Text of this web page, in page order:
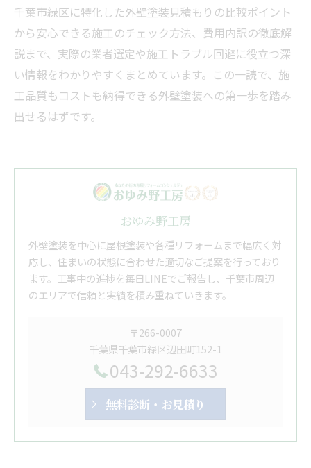
千葉市緑区に特化した外壁塗装見積もりの比較ポイント
から安心できる施工のチェック方法、費用内訳の徹底解
説まで、実際の業者選定や施工トラブル回避に役立つ深
い情報をわかりやすくまとめています。この一読で、施
工品質もコストも納得できる外壁塗装への第一歩を踏み
出せるはずです。
おゆみ野工房
外壁塗装を中心に屋根塗装や各種リフォームまで幅広く対
応し、住まいの状態に合わせた適切なご提案を行っており
ます。工事中の進捗を毎日LINEでご報告し、千葉市周辺
のエリアで信頼と実績を積み重ねていきます。
〒266-0007
千葉県千葉市緑区辺田町152-1
043-292-6633
無料診断・お見積り